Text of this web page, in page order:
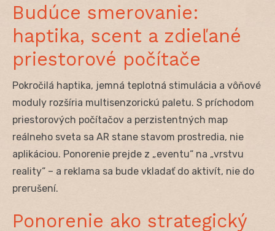
Budúce smerovanie:
haptika, scent a zdieľané
priestorové počítače
Pokročilá haptika, jemná teplotná stimulácia a vôňové
moduly rozšíria multisenzorickú paletu. S príchodom
priestorových počítačov a perzistentných map
reálneho sveta sa AR stane stavom prostredia, nie
aplikáciou. Ponorenie prejde z „eventu“ na „vrstvu
reality“ – a reklama sa bude vkladať do aktivít, nie do
prerušení.
Ponorenie ako strategický